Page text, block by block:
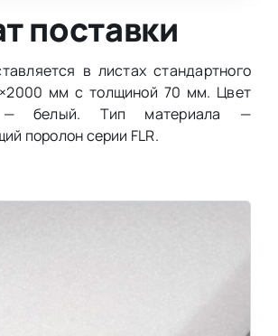
поставки
в листах стандартного
мм с толщиной 70 мм. Цвет
— белый. Тип материала —
поролон серии FLR.